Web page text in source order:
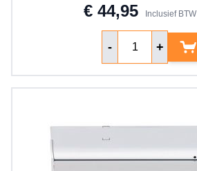
€ 44,95 Inclusief BTW
- +